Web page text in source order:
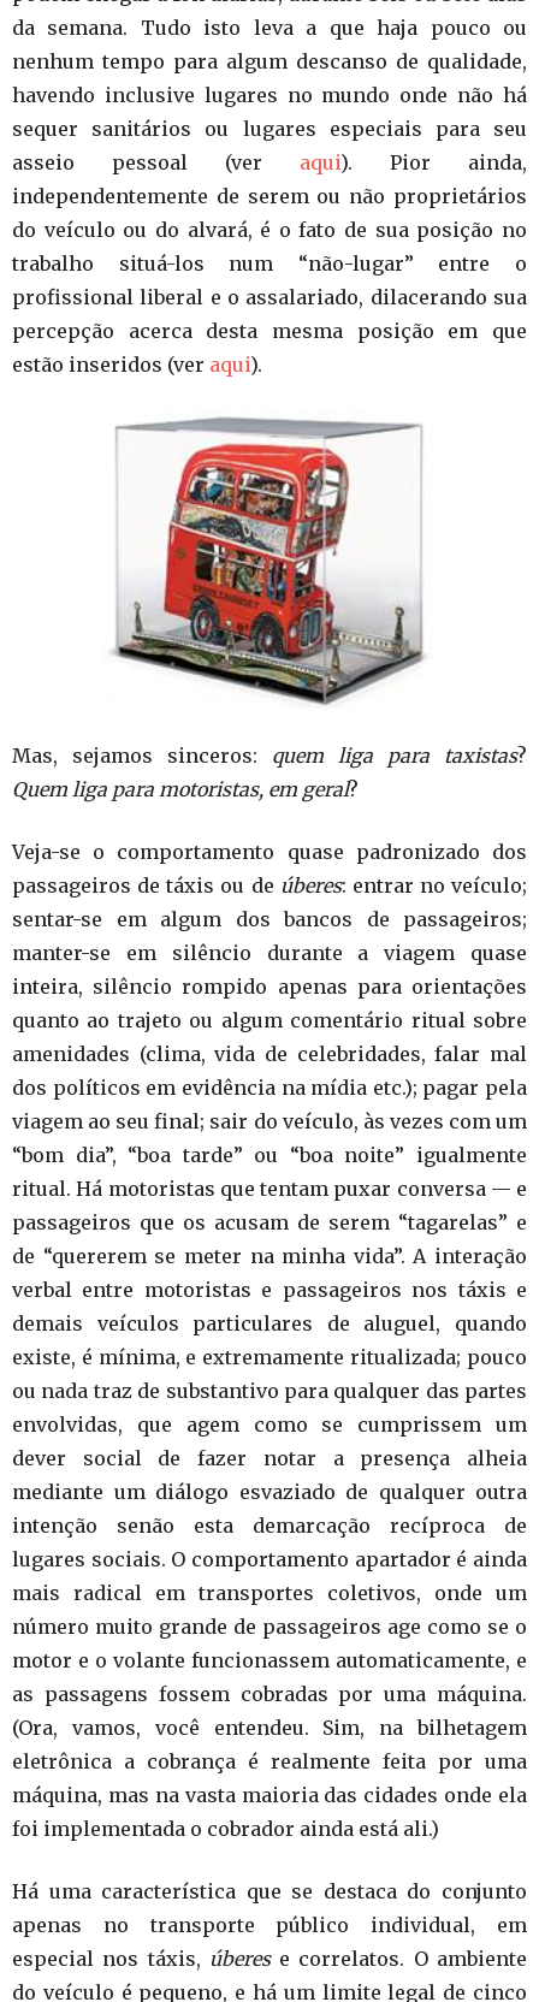
da semana. Tudo isto leva a que haja pouco ou
nenhum tempo para algum descanso de qualidade,
havendo inclusive lugares no mundo onde não há
sequer sanitários ou lugares especiais para seu
asseio pessoal (ver aqui). Pior ainda,
independentemente de serem ou não proprietários
do veículo ou do alvará, é o fato de sua posição no
trabalho situá-los num “não-lugar” entre o
profissional liberal e o assalariado, dilacerando sua
percepção acerca desta mesma posição em que
estão inseridos (ver aqui).
Mas, sejamos sinceros: quem liga para taxistas?
Quem liga para motoristas, em geral?
Veja-se o comportamento quase padronizado dos
passageiros de táxis ou de úberes: entrar no veículo;
sentar-se em algum dos bancos de passageiros;
manter-se em silêncio durante a viagem quase
inteira, silêncio rompido apenas para orientações
quanto ao trajeto ou algum comentário ritual sobre
amenidades (clima, vida de celebridades, falar mal
dos políticos em evidência na mídia etc.); pagar pela
viagem ao seu final; sair do veículo, às vezes com um
“bom dia”, “boa tarde” ou “boa noite” igualmente
ritual. Há motoristas que tentam puxar conversa — e
passageiros que os acusam de serem “tagarelas” e
de “quererem se meter na minha vida”. A interação
verbal entre motoristas e passageiros nos táxis e
demais veículos particulares de aluguel, quando
existe, é mínima, e extremamente ritualizada; pouco
ou nada traz de substantivo para qualquer das partes
envolvidas, que agem como se cumprissem um
dever social de fazer notar a presença alheia
mediante um diálogo esvaziado de qualquer outra
intenção senão esta demarcação recíproca de
lugares sociais. O comportamento apartador é ainda
mais radical em transportes coletivos, onde um
número muito grande de passageiros age como se o
motor e o volante funcionassem automaticamente, e
as passagens fossem cobradas por uma máquina.
(Ora, vamos, você entendeu. Sim, na bilhetagem
eletrônica a cobrança é realmente feita por uma
máquina, mas na vasta maioria das cidades onde ela
foi implementada o cobrador ainda está ali.)
Há uma característica que se destaca do conjunto
apenas no transporte público individual, em
especial nos táxis, úberese correlatos. O ambiente
do veículo é pequeno, e há um limite legal de cinco